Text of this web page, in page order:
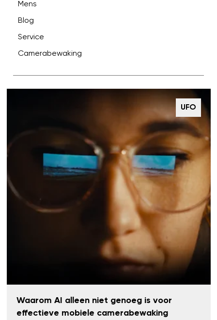
Mens
Blog
Service
Camerabewaking
UFO
Waarom AI alleen niet genoeg is voor
effectieve mobiele camerabewaking